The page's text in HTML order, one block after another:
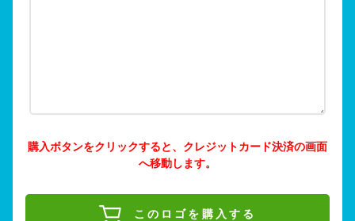
購入ボタンをクリックすると、クレジットカード決済の画面
へ移動します。
このロゴを購入する